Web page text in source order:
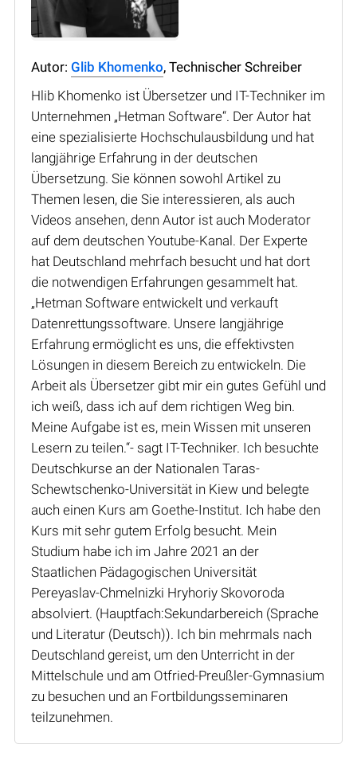
Autor: Glib Khomenko, Technischer Schreiber
Hlib Khomenko ist Übersetzer und IT-Techniker im
Unternehmen „Hetman Software“. Der Autor hat
eine spezialisierte Hochschulausbildung und hat
langjährige Erfahrung in der deutschen
Übersetzung. Sie können sowohl Artikel zu
Themen lesen, die Sie interessieren, als auch
Videos ansehen, denn Autor ist auch Moderator
auf dem deutschen Youtube-Kanal. Der Experte
hat Deutschland mehrfach besucht und hat dort
die notwendigen Erfahrungen gesammelt hat.
„Hetman Software entwickelt und verkauft
Datenrettungssoftware. Unsere langjährige
Erfahrung ermöglicht es uns, die effektivsten
Lösungen in diesem Bereich zu entwickeln. Die
Arbeit als Übersetzer gibt mir ein gutes Gefühl und
ich weiß, dass ich auf dem richtigen Weg bin.
Meine Aufgabe ist es, mein Wissen mit unseren
Lesern zu teilen.“- sagt IT-Techniker. Ich besuchte
Deutschkurse an der Nationalen Taras-
Schewtschenko-Universität in Kiew und belegte
auch einen Kurs am Goethe-Institut. Ich habe den
Kurs mit sehr gutem Erfolg besucht. Mein
Studium habe ich im Jahre 2021 an der
Staatlichen Pädagogischen Universität
Pereyaslav-Chmelnizki Hryhoriy Skovoroda
absolviert. (Hauptfach:Sekundarbereich (Sprache
und Literatur (Deutsch)). Ich bin mehrmals nach
Deutschland gereist, um den Unterricht in der
Mittelschule und am Otfried-Preußler-Gymnasium
zu besuchen und an Fortbildungsseminaren
teilzunehmen.